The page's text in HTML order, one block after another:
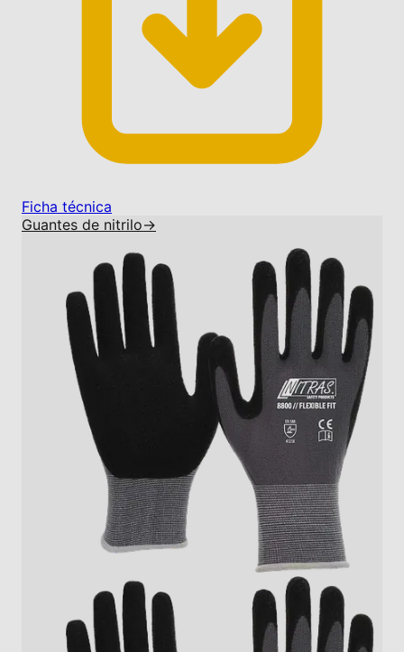
Ficha técnica
Guantes de nitrilo→